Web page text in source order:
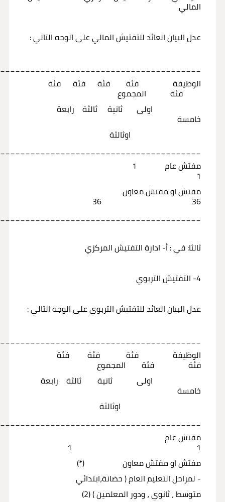
المالي
عدل البيان العائد للتفتيش المالي على الوجه التالي :
الوظيفة فئة فئة فئة فئة
فئة المجموع
اولى ثانية ثالثة رابعة
خامسة
اوثالثة
1
مفتش او مفتش معاون
36 36
ثالثا: في : أ- ادارة التفتيش المركزي
4- التفتيش التربوي
عدل البيان العائد للتفتيش التربوي على الوجه التالي :
الوظيفة فئة فئة فئة
فئة فئة المجموع
اولى ثانية ثالثة رابعة
خامسة
اوثالثة
مفتش عام
1 1
مفتش او مفتش معاون (*)
- لمراحل التعليم العام ( حضانة،ابتدائي
متوسط ، ثانوي ، ودور المعلمين ) (2)